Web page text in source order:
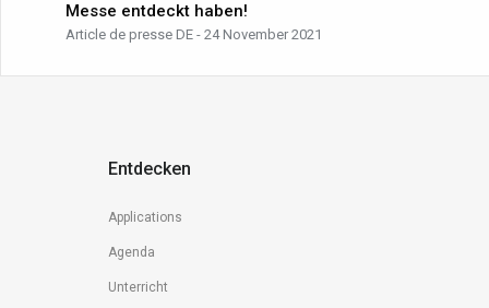
Messe entdeckt haben!
Article de presse DE - 24 November 2021
Entdecken
Applications
Agenda
Unterricht